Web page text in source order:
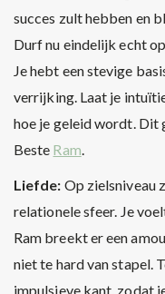
succes zult hebben en
Durf nu eindelijk echt
Je hebt een stevige
verrijking. Laat je
hoe je geleid wordt. Dit
Beste Ram.
Liefde: Op zielsniveau
relationele sfeer. Je
Ram breekt er een
niet te hard van stapel.
impulsieve kant, zodat